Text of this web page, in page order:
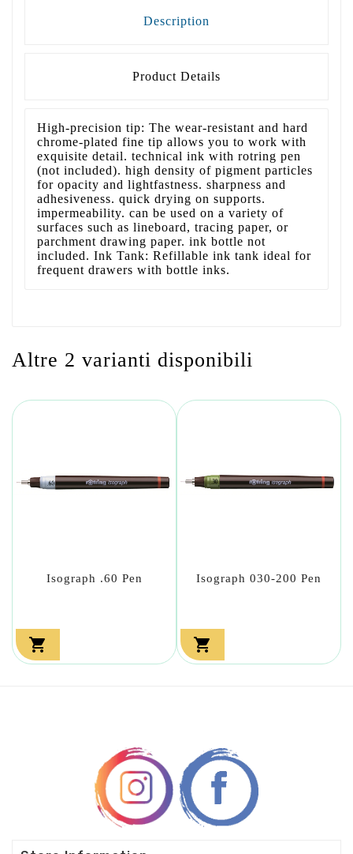
Description
Product Details
High-precision tip: The wear-resistant and hard
chrome-plated fine tip allows you to work with
exquisite detail. technical ink with rotring pen
(not included). high density of pigment particles
for opacity and lightfastness. sharpness and
adhesiveness. quick drying on supports.
impermeability. can be used on a variety of
surfaces such as lineboard, tracing paper, or
parchment drawing paper. ink bottle not
included. Ink Tank: Refillable ink tank ideal for
frequent drawers with bottle inks.
Altre 2 varianti disponibili
Isograph .60 Pen

Isograph 030-200 Pen
